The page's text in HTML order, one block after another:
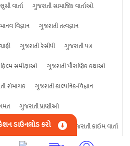
વાર્તા
ગુજરાતી સામાજિક વાર્તાઓ
વિજ્ઞાન
ગુજરાતી તત્વજ્ઞાન
ગુજરાતી રેસીપી
ગુજરાતી પત્ર
સમીક્ષાઓ
ગુજરાતી પૌરાણિક કથાઓ
રોમાંચક
ગુજરાતી કાલ્પનિક-વિજ્ઞાન
ગુજરાતી પ્રાણીઓ
ગુજરાતી કંઈપણ ગુજરાતી ક્રાઇમ વાર્તા
ડાઉનલોડ કરો